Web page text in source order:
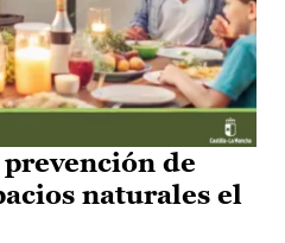
de
naturales el